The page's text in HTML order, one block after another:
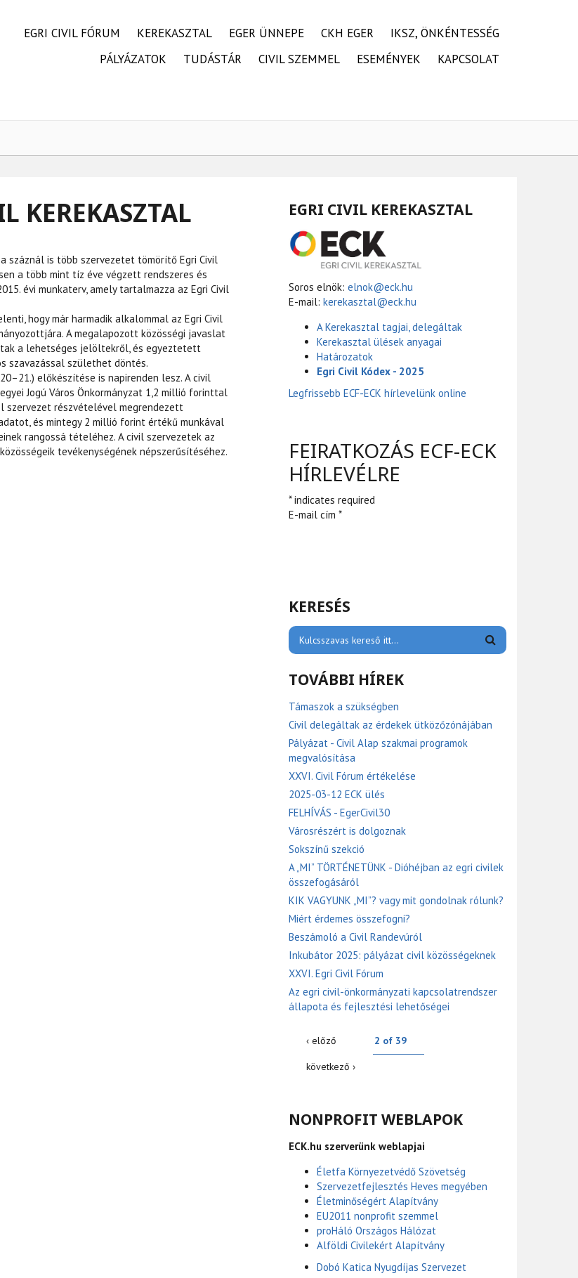
EGRI CIVIL FÓRUM KEREKASZTAL EGER ÜNNEPE CKH EGER
IKSZ, ÖNKÉNTESSÉG
PÁLYÁZATOK
TUDÁSTÁR CIVIL SZEMMEL ESEMÉNYEK KAPCSOLAT
KEREKASZTAL
száznál is több szervezetet tömörítő Egri Civil
a több mint tíz éve végzett rendszeres és
évi munkaterv, amely tartalmazza az Egri Civil
hogy már harmadik alkalommal az Egri Civil
A megalapozott közösségi javaslat
a lehetséges jelöltekről, és egyeztetett
szavazással születhet döntés.
előkészítése is napirenden lesz. A civil
Jogú Város Önkormányzat 1,2 millió forinttal
szervezet részvételével megrendezett
és mintegy 2 millió forint értékű munkával
rangossá tételéhez. A civil szervezetek az
tevékenységének népszerűsítéséhez.
EGRI CIVIL KEREKASZTAL
Soros elnök: elnok@eck.hu
E-mail: kerekasztal@eck.hu
A Kerekasztal tagjai, delegáltak
Kerekasztal ülések anyagai
Határozatok
Egri Civil Kódex - 2025
Legfrissebb ECF-ECK hírlevelünk online
FEIRATKOZÁS ECF-ECK
HÍRLEVÉLRE
* indicates required
E-mail cím *
KERESÉS
TOVÁBBI HÍREK
Támaszok a szükségben
Civil delegáltak az érdekek ütközőzónájában
Pályázat - Civil Alap szakmai programok
megvalósítása
XXVI. Civil Fórum értékelése
2025-03-12 ECK ülés
FELHÍVÁS - EgerCivil30
Városrészért is dolgoznak
Sokszínű szekció
A „MI” TÖRTÉNETÜNK - Dióhéjban az egri civilek
összefogásáról
KIK VAGYUNK „MI”? vagy mit gondolnak rólunk?
Miért érdemes összefogni?
Beszámoló a Civil Randevúról
Inkubátor 2025: pályázat civil közösségeknek
XXVI. Egri Civil Fórum
Az egri civil-önkormányzati kapcsolatrendszer
állapota és fejlesztési lehetőségei
‹ előző 2 of 39
következő ›
NONPROFIT WEBLAPOK
ECK.hu szerverünk weblapjai
Életfa Környezetvédő Szövetség
Szervezetfejlesztés Heves megyében
Életminőségért Alapítvány
EU2011 nonprofit szemmel
proHáló Országos Hálózat
Alföldi Civilekért Alapítvány
Dobó Katica Nyugdíjas Szervezet